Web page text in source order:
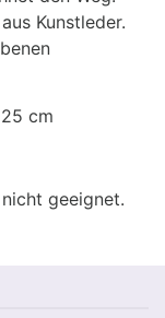
Kunstleder.
cm
geeignet.